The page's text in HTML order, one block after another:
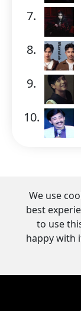
7.
8.
9.
10.
We use
best
to use
happy with